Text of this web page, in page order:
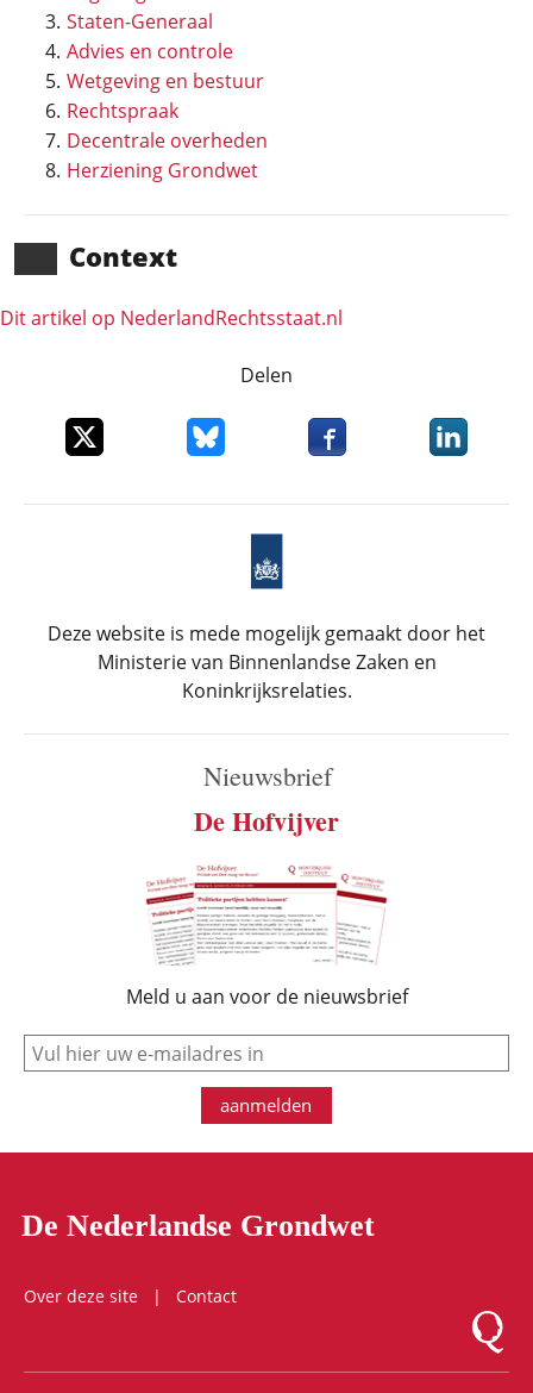
Staten-Generaal
Advies en controle
Wetgeving en bestuur
Rechtspraak
Decentrale overheden
Herziening Grondwet
Context
Dit artikel op NederlandRechts­staat.nl
Delen
Deel dit item op XDeel dit item op Bluesky
Deel dit item opDeel dit
Deze website is mede mogelijk gemaakt door het
Ministerie van Binnenlandse Zaken en
Koninkrijksrelaties.
Nieuwsbrief
De Hofvijver
Meld u aan voor de nieuwsbrief
e-mail
aanmelden
De Nederlandse Grondwet
Over deze site
Contact
Logo